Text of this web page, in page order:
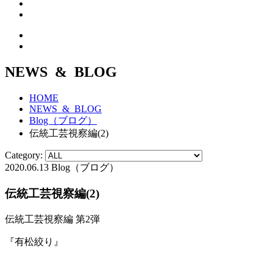
NEWS & BLOG
HOME
NEWS & BLOG
Blog（ブログ）
伝統工芸視察編(2)
Category:
2020.06.13 Blog（ブログ）
伝統工芸視察編(2)
伝統工芸視察編 第2弾
『有松絞り』